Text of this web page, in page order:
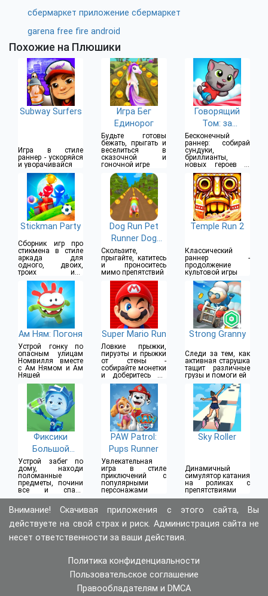
сбермаркет приложение сбермаркет
garena free fire android
Похожие на Плюшики
Subway Surfers
Игра в стиле
раннер - ускоряйся
и уворачивайся
Игра Бег
Единорог
Будьте готовы
бежать, прыгать и
веселиться в
сказочной и
гоночной игре
Говорящий
Том: за
конфетами!
Бесконечный
раннер: собирай
сундуки,
бриллианты,
новых героев и
улучшения
Stickman Party
Сборник игр про
стикмена в стиле
аркада для
одного, двоих,
троих или
четверых игроков
Dog Run Pet
Runner Dog
Game
Скользите,
прыгайте, катитесь
и проноситесь
мимо препятствий
Temple Run 2
Классический
раннер -
продолжение
культовой игры
Ам Ням: Погоня
Устрой гонку по
опасным улицам
Номвилля вместе
с Ам Нямом и Ам
Няшей
Super Mario Run
Ловкие прыжки,
пируэты и прыжки
от стены -
собирайте монетки
и доберитесь до
финального флага
Strong Granny
Следи за тем, как
активная старушка
тащит различные
грузы и помоги ей
Фиксики
Большой
Секрет
Устрой забег по
дому, находи
поломанные
предметы, почини
все и спаси
Файера
PAW Patrol:
Pups Runner
Увлекательная
игра в стиле
приключений с
популярными
персонажами
Sky Roller
Динамичный
симулятор катания
на роликах с
препятствиями
Внимание! Скачивая приложения с этого сайта, Вы
действуете на свой страх и риск. Администрация сайта не
несет ответственности за ваши действия.
Политика конфиденциальности
Пользовательское соглашение
Правообладателям и DMCA